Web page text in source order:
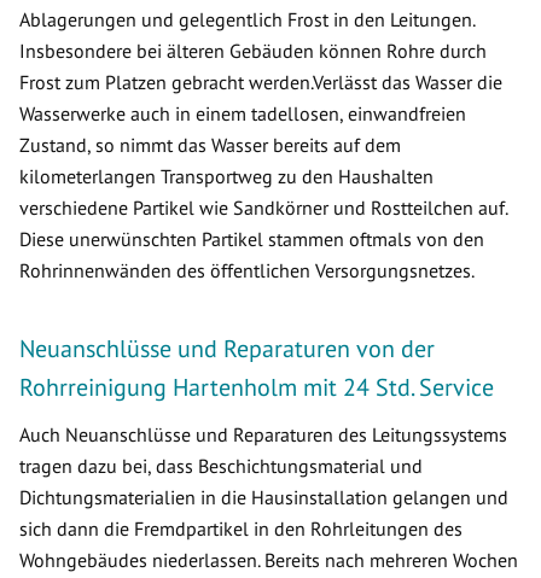
Ablagerungen und gelegentlich Frost in den Leitungen.
Insbesondere bei älteren Gebäuden können Rohre durch
Frost zum Platzen gebracht werden.Verlässt das Wasser die
Wasserwerke auch in einem tadellosen, einwandfreien
Zustand, so nimmt das Wasser bereits auf dem
kilometerlangen Transportweg zu den Haushalten
verschiedene Partikel wie Sandkörner und Rostteilchen auf.
Diese unerwünschten Partikel stammen oftmals von den
Rohrinnenwänden des öffentlichen Versorgungsnetzes.
Neuanschlüsse und Reparaturen von der
Rohrreinigung Hartenholm mit 24 Std. Service
Auch Neuanschlüsse und Reparaturen des Leitungssystems
tragen dazu bei, dass Beschichtungsmaterial und
Dichtungsmaterialien in die Hausinstallation gelangen und
sich dann die Fremdpartikel in den Rohrleitungen des
Wohngebäudes niederlassen. Bereits nach mehreren Wochen